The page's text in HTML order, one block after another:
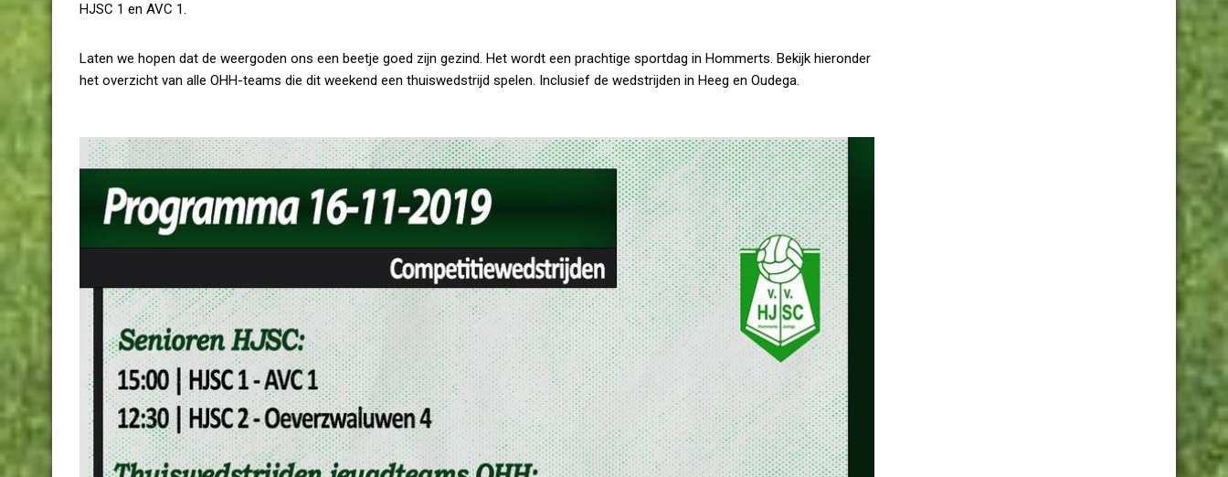
HJSC 1 en AVC 1.
Laten we hopen dat de weergoden ons een beetje goed zijn gezind. Het wordt een prachtige sportdag in Hommerts. Bekijk hieronder
het overzicht van alle OHH-teams die dit weekend een thuiswedstrijd spelen. Inclusief de wedstrijden in Heeg en Oudega.